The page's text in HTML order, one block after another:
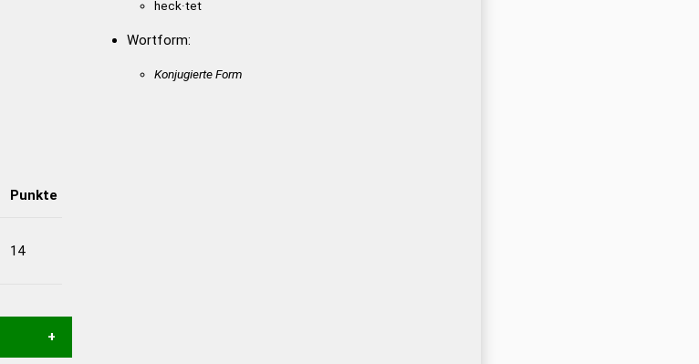
Punkte
14
heck·tet
Wortform:
Konjugierte Form